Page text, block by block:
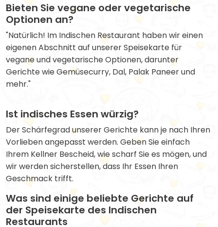
Bieten Sie vegane oder vegetarische
Optionen an?
"Natürlich! Im Indischen Restaurant haben wir einen
eigenen Abschnitt auf unserer Speisekarte für
vegane und vegetarische Optionen, darunter
Gerichte wie Gemüsecurry, Dal, Palak Paneer und
mehr."
Ist indisches Essen würzig?
Der Schärfegrad unserer Gerichte kann je nach Ihren
Vorlieben angepasst werden. Geben Sie einfach
Ihrem Kellner Bescheid, wie scharf Sie es mögen, und
wir werden sicherstellen, dass Ihr Essen Ihren
Geschmack trifft.
Was sind einige beliebte Gerichte auf
der Speisekarte des Indischen
Restaurants